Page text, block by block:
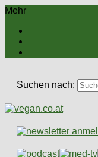
Mehr
Suchen nach: